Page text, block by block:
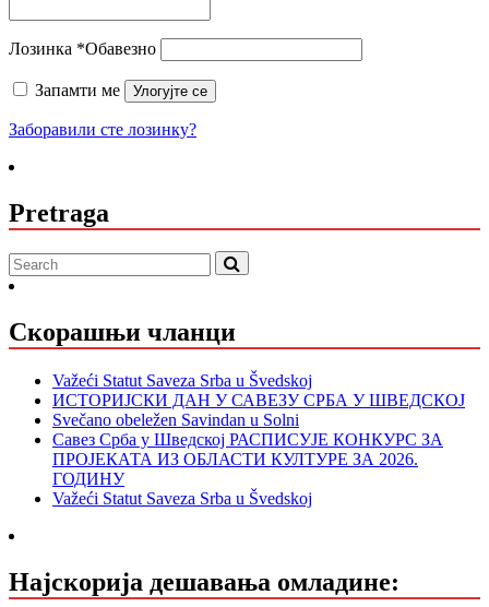
Лозинка *Обавезно
Запамти ме Улогујте се
Заборавили сте лозинку?
Pretraga
Скорашњи чланци
Važeći Statut Saveza Srba u Švedskoj
ИСТОРИЈСКИ ДАН У САВЕЗУ СРБА У ШВЕДСКОЈ
Svečano obeležen Savindan u Solni
Савез Срба у Шведској РАСПИСУЈЕ КОНКУРС ЗА
ПРОЈЕКАТА ИЗ ОБЛАСТИ КУЛТУРЕ ЗА 2026.
ГОДИНУ
Važeći Statut Saveza Srba u Švedskoj
Најскорија дешавања омладине: